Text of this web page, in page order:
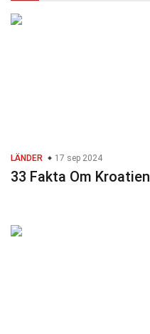
LÄNDER 17 sep 2024
33 Fakta Om Kroatien